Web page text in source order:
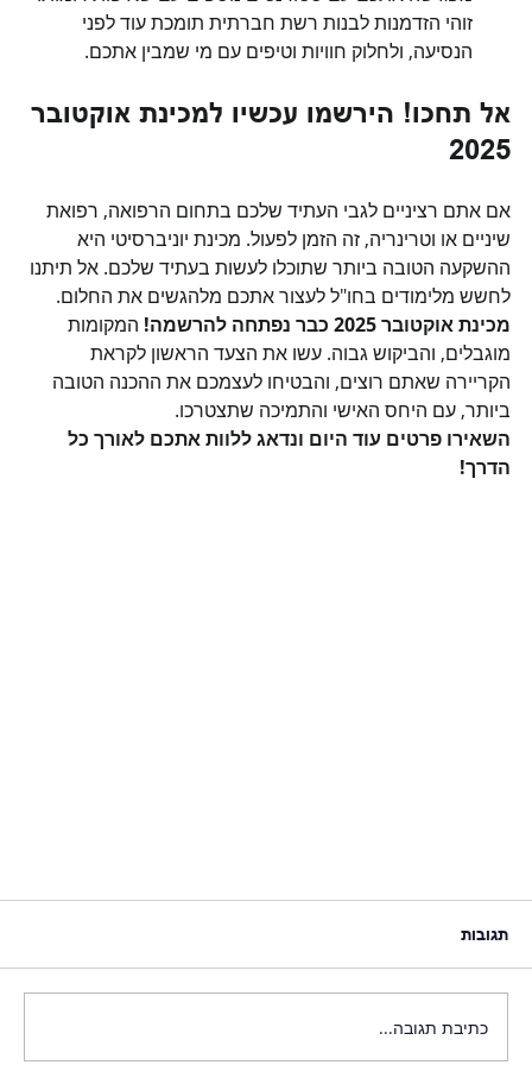
זוהי הזדמנות לבנות רשת חברתית תומכת עוד לפני
הנסיעה, ולחלוק חוויות וטיפים עם מי שמבין אתכם.
אל תחכו! הירשמו עכשיו למכינת אוקטובר
2025
אם אתם רציניים לגבי העתיד שלכם בתחום הרפואה, רפואת
שיניים או וטרינריה, זה הזמן לפעול. מכינת יוניברסיטי היא
ההשקעה הטובה ביותר שתוכלו לעשות בעתיד שלכם. אל תיתנו
לחשש מלימודים בחו"ל לעצור אתכם מלהגשים את החלום.
מכינת אוקטובר 2025 כבר נפתחה להרשמה!
המקומות
מוגבלים, והביקוש גבוה. עשו את הצעד הראשון לקראת
הקריירה שאתם רוצים, והבטיחו לעצמכם את ההכנה הטובה
ביותר, עם היחס האישי והתמיכה שתצטרכו.
השאירו פרטים עוד היום ונדאג ללוות אתכם לאורך כל
הדרך!
תגובות
כתיבת תגובה...